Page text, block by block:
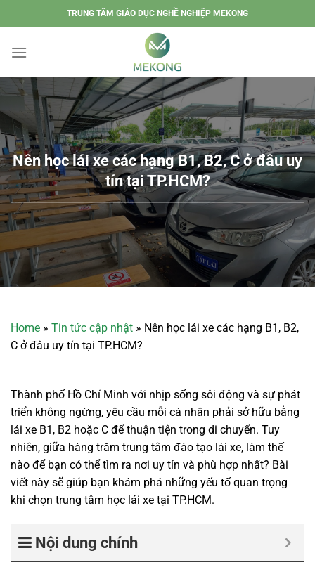
đến
dung
TRUNG TÂM GIÁO DỤC NGHỀ NGHIỆP MEKONG
Nên học lái xe các hạng B1, B2, C ở đâu uy
tín tại TP.HCM?
Home » Tin tức cập nhật » Nên học lái xe các hạng B1, B2,
C ở đâu uy tín tại TP.HCM?
Thành phố Hồ Chí Minh với nhịp sống sôi động và sự phát
triển không ngừng, yêu cầu mỗi cá nhân phải sở hữu bằng
lái xe B1, B2 hoặc C để thuận tiện trong di chuyển. Tuy
nhiên, giữa hàng trăm trung tâm đào tạo lái xe, làm thế
nào để bạn có thể tìm ra nơi uy tín và phù hợp nhất? Bài
viết này sẽ giúp bạn khám phá những yếu tố quan trọng
khi chọn trung tâm học lái xe tại TP.HCM.
Nội dung chính